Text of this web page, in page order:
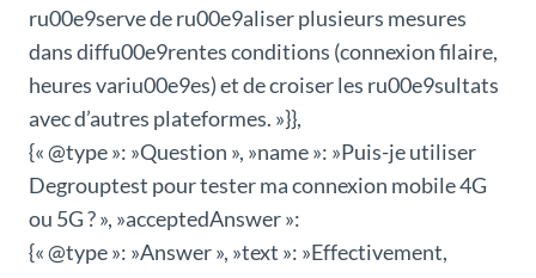
ru00e9serve de ru00e9aliser plusieurs mesures
dans diffu00e9rentes conditions (connexion filaire,
heures variu00e9es) et de croiser les ru00e9sultats
avec d’autres plateformes. »}},
{« @type »: »Question », »name »: »Puis-je utiliser
Degrouptest pour tester ma connexion mobile 4G
ou 5G ? », »acceptedAnswer »:
{« @type »: »Answer », »text »: »Effectivement,